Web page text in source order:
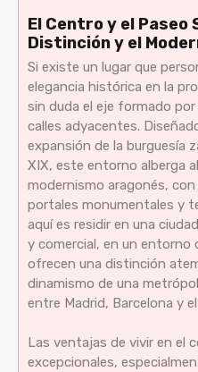
El Centro y el Paseo
Distinción y el
Si existe un lugar que
elegancia histórica en la
sin duda el eje formado por
calles adyacentes.
expansión de la burguesía
XIX, este entorno alberga
modernismo aragonés,
portales monumentales y
aquí es residir en una
y comercial, en un entorno
ofrecen una distinción
dinamismo de una
entre Madrid, Barcelona y
Las ventajas de vivir en el
excepcionales,